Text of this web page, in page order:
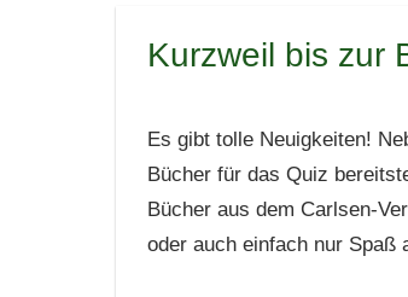
Kurzweil bis zur
Es gibt tolle Neuigkeiten!
Bücher für das Quiz
Bücher aus dem Carlsen-
oder auch einfach nur Spaß